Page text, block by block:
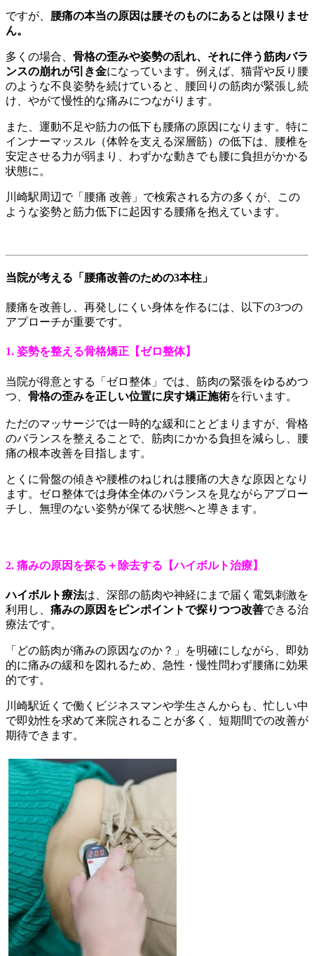
ですが、 腰痛の本当の原因は腰そのものにあるとは限りませ
ん。
多くの場合、 骨格の歪みや姿勢の乱れ、それに伴う筋肉バラ
ンスの崩れが引き金になっています。例えば、猫背や反り腰
のような不良姿勢を続けていると、腰回りの筋肉が緊張し続
け、やがて慢性的な痛みにつながります。
また、運動不足や筋力の低下も腰痛の原因になります。特に
インナーマッスル（体幹を支える深層筋）の低下は、腰椎を
安定させる力が弱まり、わずかな動きでも腰に負担がかかる
状態に。
川崎駅周辺で「腰痛 改善」で検索される方の多くが、この
ような姿勢と筋力低下に起因する腰痛を抱えています。
当院が考える「腰痛改善のための3本柱」
腰痛を改善し、再発しにくい身体を作るには、以下の3つの
アプローチが重要です。
1. 姿勢を整える骨格矯正【ゼロ整体】
当院が得意とする「ゼロ整体」では、筋肉の緊張をゆるめつ
つ、 骨格の歪みを正しい位置に戻す矯正施術を行います。
ただのマッサージでは一時的な緩和にとどまりますが、骨格
のバランスを整えることで、筋肉にかかる負担を減らし、腰
痛の根本改善を目指します。
とくに骨盤の傾きや腰椎のねじれは腰痛の大きな原因となり
ます。ゼロ整体では身体全体のバランスを見ながらアプロー
チし、無理のない姿勢が保てる状態へと導きます。
2. 痛みの原因を探る＋除去する【ハイボルト治療】
ハイボルト療法は、深部の筋肉や神経にまで届く電気刺激を
利用し、 痛みの原因をピンポイントで探りつつ改善できる治
療法です。
「どの筋肉が痛みの原因なのか？」を明確にしながら、即効
的に痛みの緩和を図れるため、急性・慢性問わず腰痛に効果
的です。
川崎駅近くで働くビジネスマンや学生さんからも、忙しい中
で即効性を求めて来院されることが多く、短期間での改善が
期待できます。